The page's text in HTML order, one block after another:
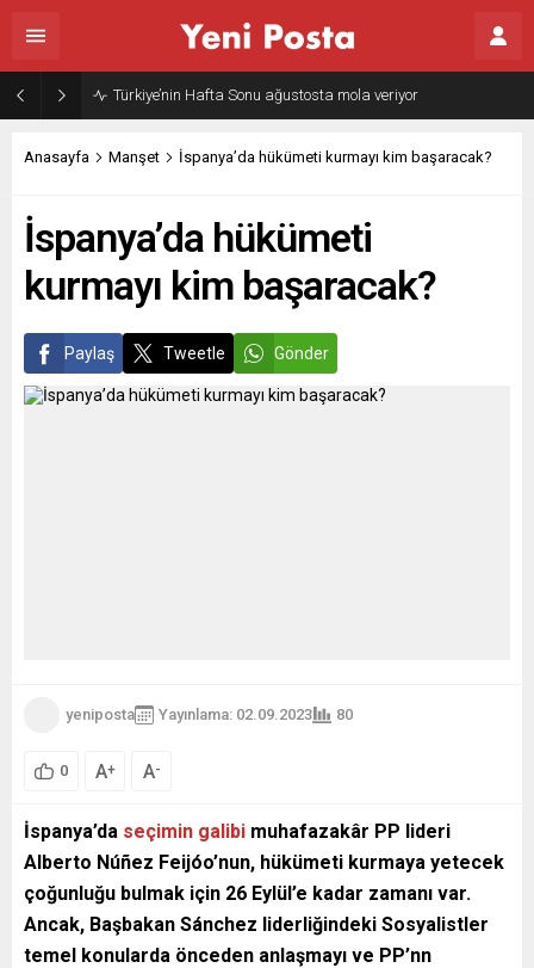
Gazze’nin geleceği: Teknokratik kontrol mü, kolonializm mi?
Anasayfa Manşet İspanya’da hükümeti kurmayı kim başaracak?
İspanya’da hükümeti
kurmayı kim başaracak?
Paylaş Tweetle Gönder
yeniposta Yayınlama: 02.09.2023 80
0 A+ A-
İspanya’da seçimin galibi muhafazakâr PP lideri
Alberto Núñez Feijóo’nun, hükümeti kurmaya yetecek
çoğunluğu bulmak için 26 Eylül’e kadar zamanı var.
Ancak, Başbakan Sánchez liderliğindeki Sosyalistler
temel konularda önceden anlaşmayı ve PP’nn